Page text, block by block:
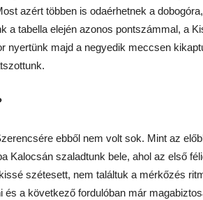
azért többen is odaérhetnek a
a tabella elején azonos pontszámmal, a
nyertünk majd a negyedik meccsen
ebből nem volt sok. Mint az
Kalocsán szaladtunk bele, ahol az első
szétesett, nem találtuk a mérkőzés
és a következő fordulóban már